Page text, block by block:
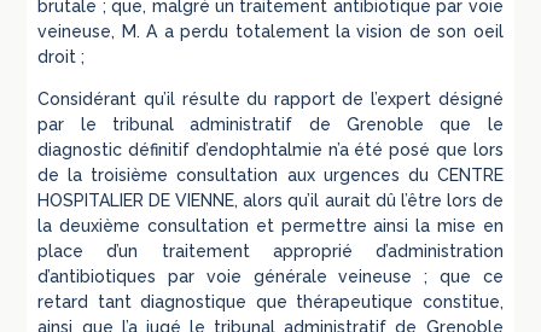
brutale ; que, malgré un traitement antibiotique par voie
veineuse, M. A a perdu totalement la vision de son oeil
droit ;
Considérant qu’il résulte du rapport de l’expert désigné
par le tribunal administratif de Grenoble que le
diagnostic définitif d’endophtalmie n’a été posé que lors
de la troisième consultation aux urgences du CENTRE
HOSPITALIER DE VIENNE, alors qu’il aurait dû l’être lors de
la deuxième consultation et permettre ainsi la mise en
place d’un traitement approprié d’administration
d’antibiotiques par voie générale veineuse ; que ce
retard tant diagnostique que thérapeutique constitue,
ainsi que l’a jugé le tribunal administratif de Grenoble